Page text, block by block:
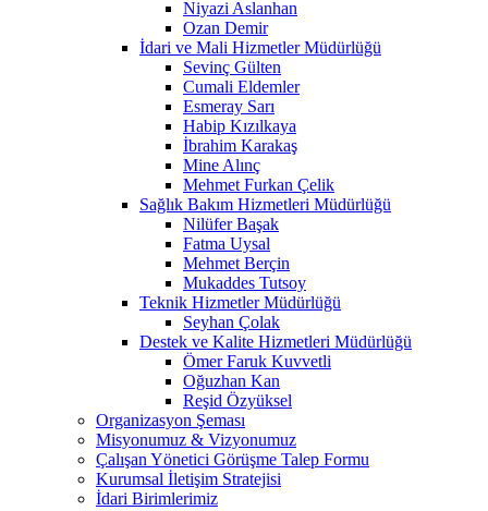
Niyazi Aslanhan
Ozan Demir
İdari ve Mali Hizmetler Müdürlüğü
Sevinç Gülten
Cumali Eldemler
Esmeray Sarı
Habip Kızılkaya
İbrahim Karakaş
Mine Alınç
Mehmet Furkan Çelik
Sağlık Bakım Hizmetleri Müdürlüğü
Nilüfer Başak
Fatma Uysal
Mehmet Berçin
Mukaddes Tutsoy
Teknik Hizmetler Müdürlüğü
Seyhan Çolak
Destek ve Kalite Hizmetleri Müdürlüğü
Ömer Faruk Kuvvetli
Oğuzhan Kan
Reşid Özyüksel
Organizasyon Şeması
Misyonumuz & Vizyonumuz
Çalışan Yönetici Görüşme Talep Formu
Kurumsal İletişim Stratejisi
İdari Birimlerimiz